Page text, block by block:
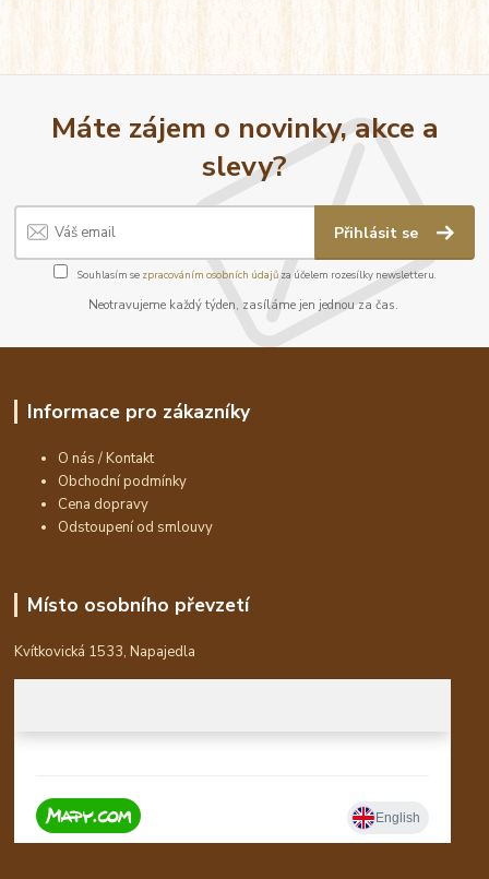
Máte zájem o novinky, akce a
slevy?
Přihlásit se
Souhlasím se zpracováním osobních údajůza účelem rozesílky newsletteru.
Neotravujeme každý týden, zasíláme jen jednou za čas.
Informace pro zákazníky
O nás / Kontakt
Obchodní podmínky
Cena dopravy
Odstoupení od smlouvy
Místo osobního převzetí
Kvítkovická 1533, Napajedla